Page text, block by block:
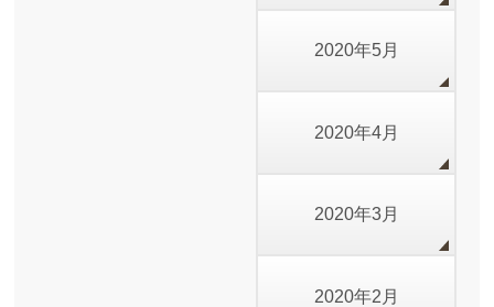
2020年5月
2020年4月
2020年3月
2020年2月